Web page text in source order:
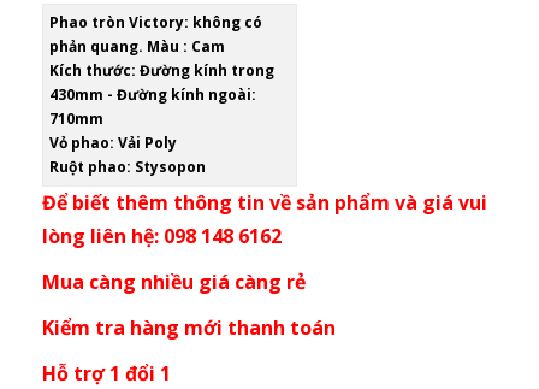
Phao tròn Victory: không có
phản quang. Màu : Cam
Kích thước: Đường kính trong
430mm - Đường kính ngoài:
710mm
Vỏ phao: Vải Poly
Ruột phao: Stysopon
Để biết thêm thông tin về sản phẩm và giá vui
lòng liên hệ: 098 148 6162
Mua càng nhiều giá càng rẻ
Kiểm tra hàng mới thanh toán
Hỗ trợ 1 đổi 1